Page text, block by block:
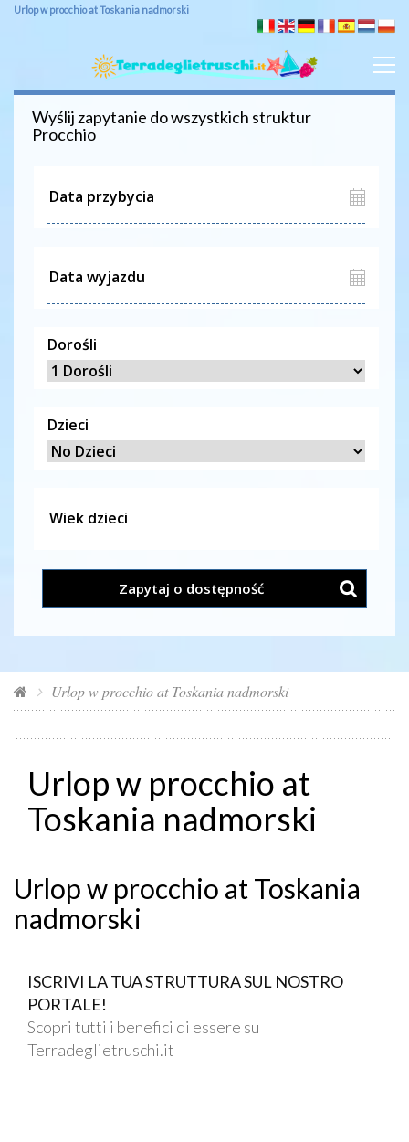
Urlop w procchio at Toskania nadmorski
Wyślij zapytanie do wszystkich struktur
Procchio
Dorośli
Dzieci
Zapytaj o dostępność
Urlop w procchio at Toskania nadmorski
Urlop w procchio at
Toskania nadmorski
Urlop w procchio at Toskania
nadmorski
ISCRIVI LA TUA STRUTTURA SUL NOSTRO
PORTALE!
Scopri tutti i benefici di essere su
Terradeglietruschi.it